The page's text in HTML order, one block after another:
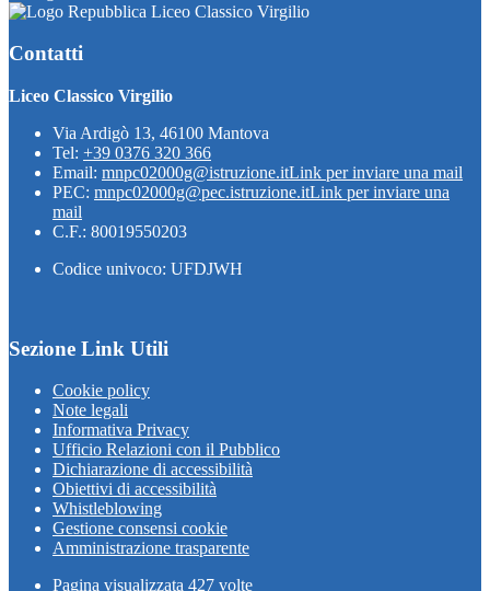
Liceo Classico Virgilio
Contatti
Liceo Classico Virgilio
Via Ardigò 13, 46100 Mantova
Tel: +39 0376 320 366
Email: mnpc02000g@istruzione.itLink per inviare una mail
PEC: mnpc02000g@pec.istruzione.itLink per inviare una
mail
C.F.: 80019550203
Codice univoco: UFDJWH
Sezione Link Utili
Cookie policy
Note legali
Informativa Privacy
Ufficio Relazioni con il Pubblico
Dichiarazione di accessibilità
Obiettivi di accessibilità
Whistleblowing
Gestione consensi cookie
Amministrazione trasparente
Pagina visualizzata 427 volte